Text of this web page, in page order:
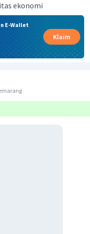
ekonomi
E-Wallet
Klaim